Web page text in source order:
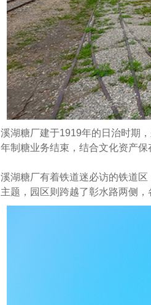
溪湖糖厂建于1919年的日治时期
年制糖业务结束，结合文化资产保
溪湖糖厂有着铁道迷必访的铁道
主题，园区则跨越了彰水路两侧，